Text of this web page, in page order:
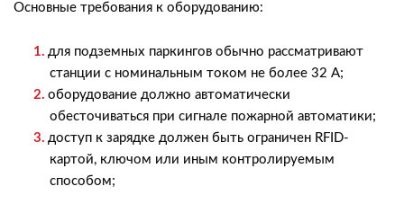
Основные требования к оборудованию:
для подземных паркингов обычно рассматривают
станции с номинальным током не более 32 А;
оборудование должно автоматически
обесточиваться при сигнале пожарной автоматики;
доступ к зарядке должен быть ограничен RFID-
картой, ключом или иным контролируемым
способом;